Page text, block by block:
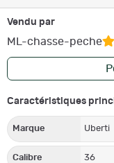
Vendu par
ML-chasse-peche
Caractéristiques
Marque Uberti
Calibre 36